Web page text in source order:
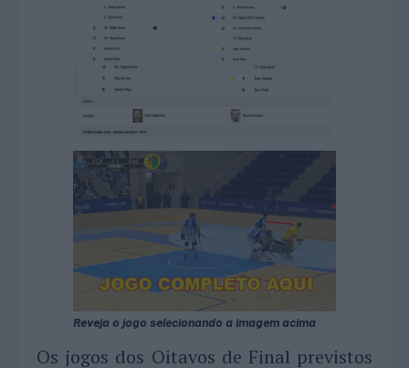
Reveja o jogo selecionando a imagem acima
Os jogos dos Oitavos de Final previstos